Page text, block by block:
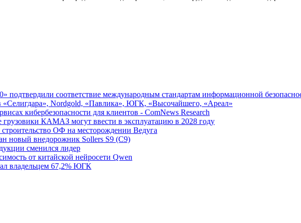
подтвердили соответствие международным стандартам информационной
«Селигдара», Nordgold, «Павлика», ЮГК, «Высочайшего, «Ареал»
кибербезопасности для клиентов - ComNews Research
КАМАЗ могут ввести в эксплуатацию в 2028 году
ОФ на месторождении Ведуга
новый внедорожник Sollers S9 (С9)
сменился лидер
от китайской нейросети Qwen
владельцем 67,2% ЮГК